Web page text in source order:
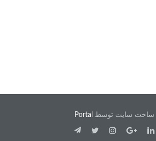
ساخت سایت توسط Portal